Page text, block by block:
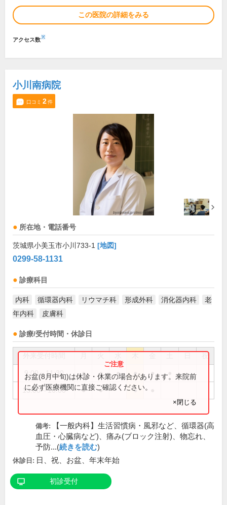
この医院の詳細をみる
アクセス数※
小川南病院
口コミ 2件
所在地・電話番号
茨城県小美玉市小川733-1 [地図]
0299-58-1131
診療科目
内科 循環器内科 リウマチ科 形成外科 消化器内科
老
年内科
皮膚科
診療/受付時間・休診日
祝
9:00～11:30 ● ● ● ● ●
13:00～16:00 ● ● ●
お盆(8月中旬)は休診・休業の場合があります。来院前
に必ず医療機関に直接ご確認ください。
×閉じる
備考:
【一般内科】生活習慣病・風邪など、循環器(高
血圧・心臓病など)、痛み(ブロック注射)、物忘れ、
予防...(続きを読む)
休診日: 日、祝、お盆、年末年始
初診受付